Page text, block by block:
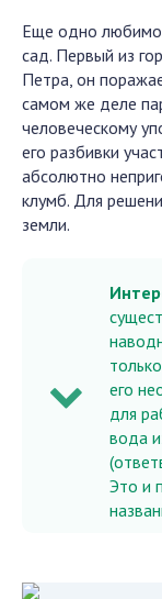
Еще одно
сад. Первый из
Петра, он
самом же деле
человеческому
его разбивки
абсолютно
клумб. Для
земли.
его
для
вода
Это и